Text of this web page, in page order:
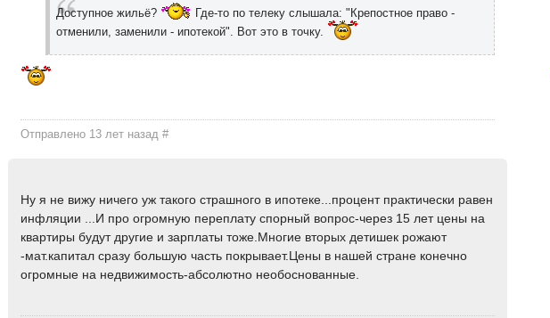
Доступное жильё?
Где-то по телеку слышала: "Крепостное право -
отменили, заменили - ипотекой". Вот это в точку.
Отправлено 13 лет назад#
Ну я не вижу ничего уж такого страшного в ипотеке...процент практически равен
инфляции ...И про огромную переплату спорный вопрос-через 15 лет цены на
квартиры будут другие и зарплаты тоже.Многие вторых детишек рожают
-мат.капитал сразу большую часть покрывает.Цены в нашей стране конечно
огромные на недвижимость-абсолютно необоснованные.